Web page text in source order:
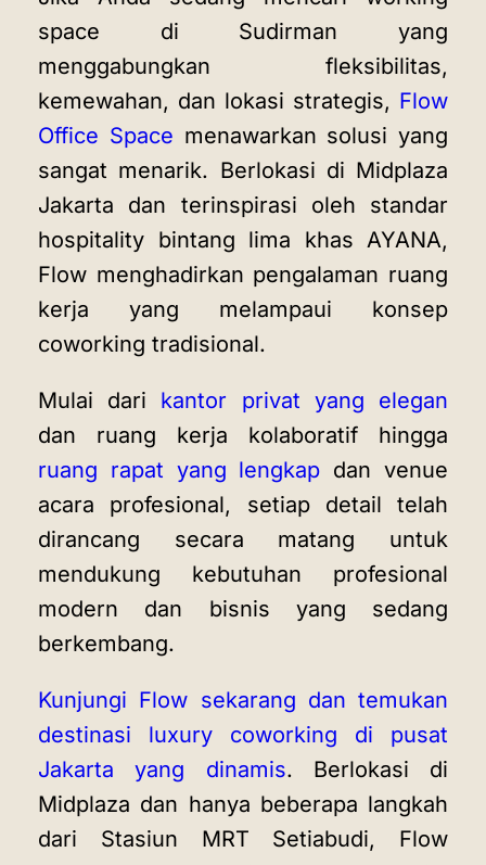
space di Sudirman yang
menggabungkan fleksibilitas,
kemewahan, dan lokasi strategis, Flow
Office Space menawarkan solusi yang
sangat menarik. Berlokasi di Midplaza
Jakarta dan terinspirasi oleh standar
hospitality bintang lima khas AYANA,
Flow menghadirkan pengalaman ruang
kerja yang melampaui konsep
coworking tradisional.
Mulai dari kantor privat yang elegan
dan ruang kerja kolaboratif hingga
ruang rapat yang lengkap dan venue
acara profesional, setiap detail telah
dirancang secara matang untuk
mendukung kebutuhan profesional
modern dan bisnis yang sedang
berkembang.
Kunjungi Flow sekarang dan temukan
destinasi luxury coworking di pusat
Jakarta yang dinamis. Berlokasi di
Midplaza dan hanya beberapa langkah
dari Stasiun MRT Setiabudi, Flow